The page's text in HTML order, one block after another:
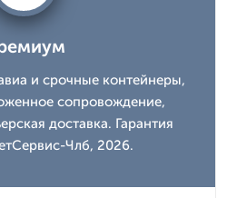
и срочные контейнеры,
сопровождение,
доставка. Гарантия
Члб, 2026.